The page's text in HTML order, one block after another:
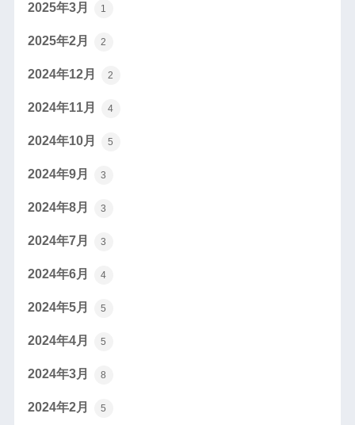
2025年3月 1
2025年2月 2
2024年12月 2
2024年11月 4
2024年10月 5
2024年9月 3
2024年8月 3
2024年7月 3
2024年6月 4
2024年5月 5
2024年4月 5
2024年3月 8
2024年2月 5